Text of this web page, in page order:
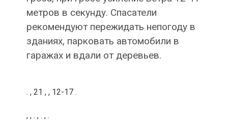
метров в секунду. Спасатели
рекомендуют пережидать непогоду в
зданиях, парковать автомобили в
гаражах и вдали от деревьев.
. , 21 , , 12-17 .
, , . , . , .